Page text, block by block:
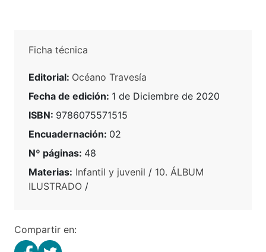
Ficha técnica
Editorial: Océano Travesía
Fecha de edición: 1 de Diciembre de 2020
ISBN: 9786075571515
Encuadernación: 02
Nº páginas: 48
Materias: Infantil y juvenil / 10. ÁLBUM
ILUSTRADO /
Compartir en: